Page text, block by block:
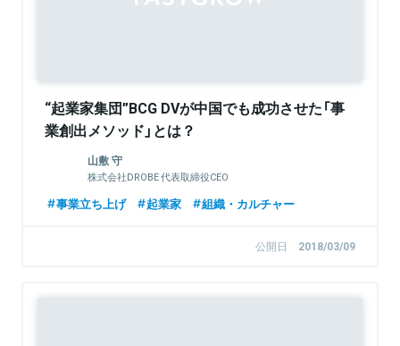
“起業家集団”BCG DVが中国でも成功させた「事
業創出メソッド」とは？
山敷 守
株式会社DROBE 代表取締役CEO
事業立ち上げ 起業家 組織・カルチャー
公開日 2018/03/09